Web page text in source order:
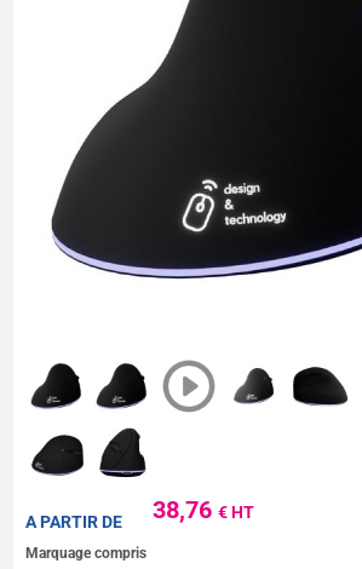
38,76€ HT
A PARTIR DE
Marquage compris